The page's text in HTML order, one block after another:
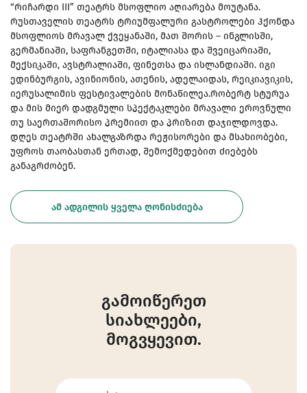
“რიჩარდი III” თეატრს მსოფლიო აღიარება მოუტანა.
რუსთაველის თეატრს ტრიუმფალური გასტროლები ჰქონდა
მსოფლიოს მრავალ ქვეყანაში, მათ შორის – ინგლისში,
გერმანიაში, საფრანგეთში, იტალიასა და შვეიცარიაში,
მექსიკაში, ავსტრალიაში, ფინეთსა და ისლანდიაში. იგი
ედინბურგის, ავინიონის, ათენის, ადელაიდას, რეიკიავიკის,
იერუსალიმის ფესტივალების მონაწილეა.რობერტ სტურუა
და მის მიერ დადგმული სპექტაკლები მრავალი ეროვნული
თუ საერთაშორისო პრემიით და პრიზით დაჯილდოვდა.
დღეს თეატრში ახალგაზრდა რეჟისორები და მსახიობები,
უფროს თაობასთან ერთად, შემოქმედებით ძიებებს
განაგრძობენ.
ᲐᲛ ᲐᲓᲒᲘᲚᲘᲡ ᲧᲕᲔᲚᲐ ᲦᲝᲜᲘᲡᲫᲘᲔᲑᲐ
გამოიწერეთ
სიახლეები,
მოგვყევით.